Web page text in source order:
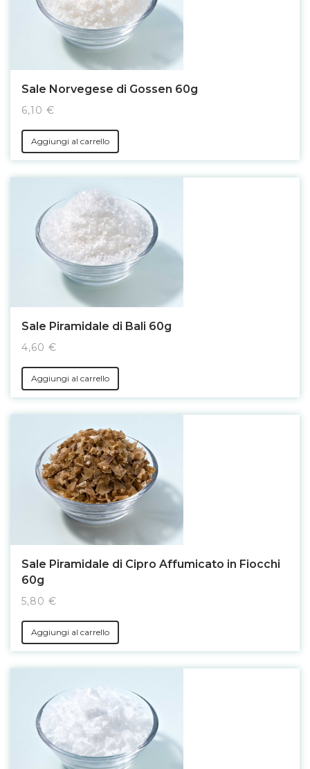
Sale Norvegese di Gossen 60g
6,10 €
Aggiungi al carrello
Sale Piramidale di Bali 60g
4,60 €
Aggiungi al carrello
Sale Piramidale di Cipro Affumicato in Fiocchi
60g
5,80 €
Aggiungi al carrello